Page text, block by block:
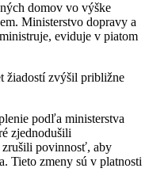
domov vo výške
Ministerstvo dopravy a
eviduje v piatom
žiadostí zvýšil približne
podľa ministerstva
zjednodušili
zrušili povinnosť, aby
Tieto zmeny sú v platnosti